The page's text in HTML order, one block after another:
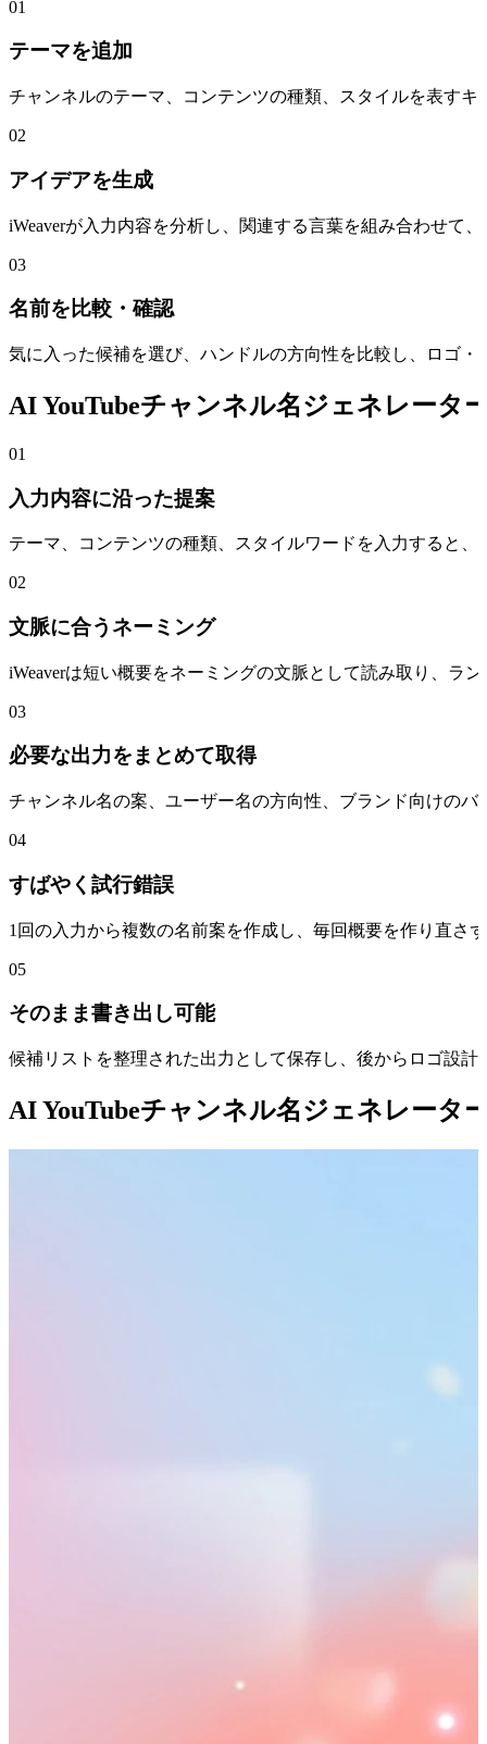
01
テーマを追加
チャンネルのテーマ、コンテンツの種類、スタイルを表す
02
アイデアを生成
iWeaverが入力内容を分析し、関連する言葉を組み合わせて
03
名前を比較・確認
気に入った候補を選び、ハンドルの方向性を比較し、ロゴ
AI YouTubeチャンネル名ジェネレータ
01
入力内容に沿った提案
テーマ、コンテンツの種類、スタイルワードを入力すると
02
文脈に合うネーミング
iWeaverは短い概要をネーミングの文脈として読み取り、ラ
03
必要な出力をまとめて取得
チャンネル名の案、ユーザー名の方向性、ブランド向けの
04
すばやく試行錯誤
1回の入力から複数の名前案を作成し、毎回概要を作り直さ
05
そのまま書き出し可能
候補リストを整理された出力として保存し、後からロゴ設
AI YouTubeチャンネル名ジェネレータ